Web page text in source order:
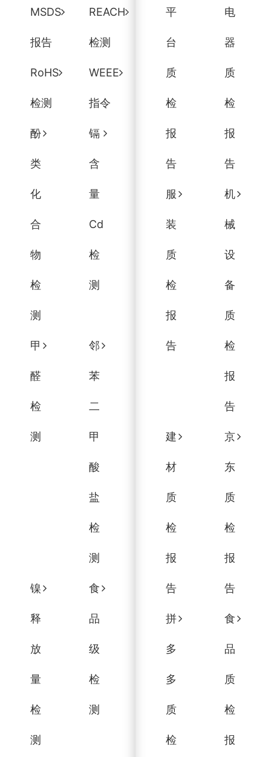
MSDS
报告
REACH
检测
RoHS
检测
WEEE
指令
酚
类
化
合
物
检
测
镉
含
量
Cd
检
测
甲
醛
检
测
邻
苯
二
甲
酸
盐
检
测
镍
释
放
量
检
测
食
品
级
检
测
平
台
质
检
报
告
电
器
质
检
报
告
服
装
质
检
报
告
机
械
设
备
质
检
报
告
建
材
质
检
报
告
京
东
质
检
报
告
拼
多
多
质
检
食
品
质
检
报